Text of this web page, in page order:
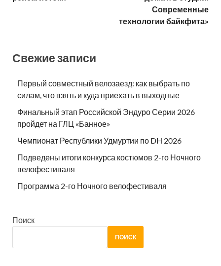
Современные
технологии байкфита»
Свежие записи
Первый совместный велозаезд: как выбрать по
силам, что взять и куда приехать в выходные
Финальный этап Российской Эндуро Серии 2026
пройдет на ГЛЦ «Банное»
Чемпионат Республики Удмуртии по DH 2026
Подведены итоги конкурса костюмов 2-го Ночного
велофестиваля
Программа 2-го Ночного велофестиваля
Поиск
ПОИСК